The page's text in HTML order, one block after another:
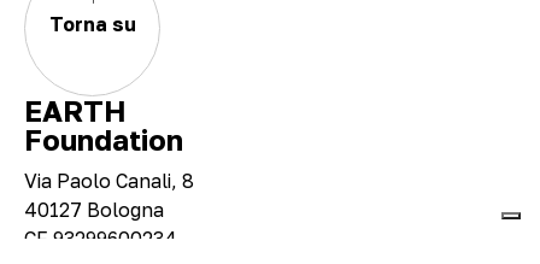
Torna su
EARTH
Foundation
Via Paolo Canali, 8
40127 Bologna
CF 93299600234